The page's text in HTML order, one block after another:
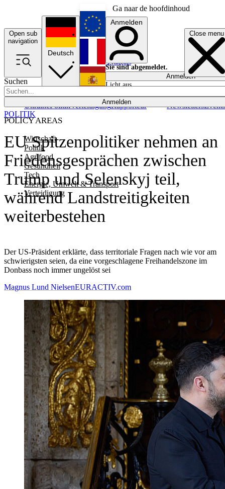
Ga naar de hoofdinhoud
Open sub
navigation
Close menu
Suchen
Anmelden
POLICY AREAS
Wirtschaft
Politik
Agrifood
Gesundheit
Tech
Energie, Umwelt & Transport
Verteidigung
UkrainePolitikVerteidigungRapporteur NewslettersEvents
Deutsch
English
Français
Anmelden
Sie sind abgemeldet.
Anmelden
Licht aus
EU Spitzenpolitiker nehmen an
Friedensgesprächen zwischen
Trump und Selenskyj teil,
während Landstreitigkeiten
weiterbestehen
Der US-Präsident erklärte, dass territoriale Fragen nach wie vor am
schwierigsten seien, da eine vorgeschlagene Freihandelszone im
Donbass noch immer ungelöst sei
POLITIK
Magnus Lund NielsenEURACTIV.com